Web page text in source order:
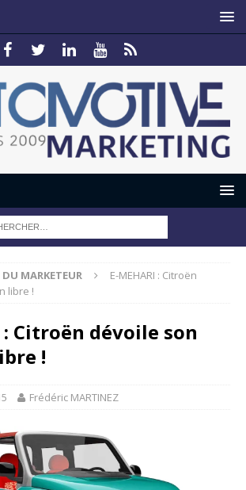
MARKETEUR
E-MEHARI : Citroën
libre !
: Citroën dévoile son
!
Frédéric MARTINEZ